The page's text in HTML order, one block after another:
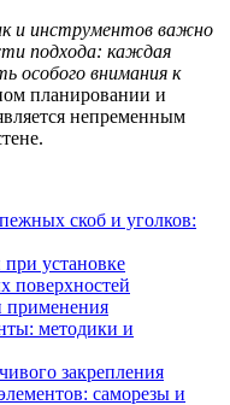
и инструментов важно
подхода: каждая
особого внимания к
планировании и
непременным
скоб и уголков:
установке
поверхностей
применения
методики и
закрепления
саморезы и